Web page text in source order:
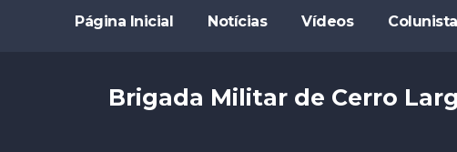
Página Inicial Notícias Vídeos
Brigada Militar de Cerro